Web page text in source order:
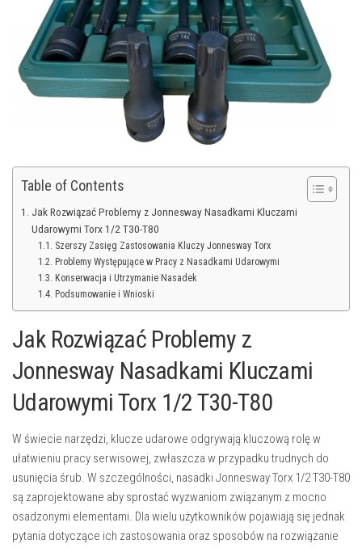
Table of Contents
Jak Rozwiązać Problemy z Jonnesway Nasadkami Kluczami
Udarowymi Torx 1/2 T30-T80
Szerszy Zasięg Zastosowania Kluczy Jonnesway Torx
Problemy Występujące w Pracy z Nasadkami Udarowymi
Konserwacja i Utrzymanie Nasadek
Podsumowanie i Wnioski
Jak Rozwiązać Problemy z
Jonnesway Nasadkami Kluczami
Udarowymi Torx 1/2 T30-T80
W świecie narzędzi, klucze udarowe odgrywają kluczową rolę w
ułatwieniu pracy serwisowej, zwłaszcza w przypadku trudnych do
usunięcia śrub. W szczególności, nasadki Jonnesway Torx 1/2 T30-T80
są zaprojektowane aby sprostać wyzwaniom związanym z mocno
osadzonymi elementami. Dla wielu użytkowników pojawiają się jednak
pytania dotyczące ich zastosowania oraz sposobów na rozwiązanie